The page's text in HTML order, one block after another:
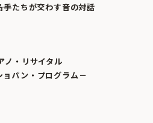
手たちが交わす音の対話
ノ・リサイタル
ョパン・プログラム－